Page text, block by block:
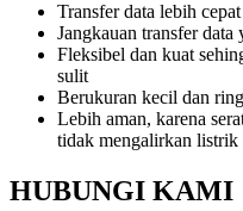
Transfer data lebih
Jangkauan transfer
Fleksibel dan kuat
sulit
Berukuran kecil dan
Lebih aman, karena
tidak mengalirkan listrik
HUBUNGI KAMI